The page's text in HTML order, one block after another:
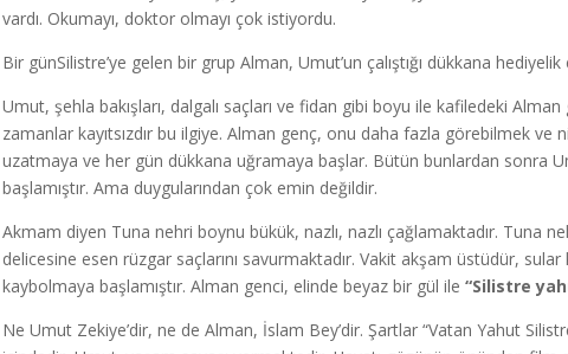
vardı. Okumayı, doktor olmayı çok istiyordu.
Bir günSilistre’ye gelen bir grup Alman, Umut’un çalıştığı dükkana
Umut, şehla bakışları, dalgalı saçları ve fidan gibi boyu ile kafiledeki
zamanlar kayıtsızdır bu ilgiye. Alman genç, onu daha fazla görebilmek
uzatmaya ve her gün dükkana uğramaya başlar. Bütün bunlardan sonra
başlamıştır. Ama duygularından çok emin değildir.
Akmam diyen Tuna nehri boynu bükük, nazlı, nazlı çağlamaktadır. Tuna
delicesine esen rüzgar saçlarını savurmaktadır. Vakit akşam üstüdür,
kaybolmaya başlamıştır. Alman genci, elinde beyaz bir gül ile “Silistre
Ne Umut Zekiye’dir, ne de Alman, İslam Bey’dir. Şartlar “Vatan Yahut